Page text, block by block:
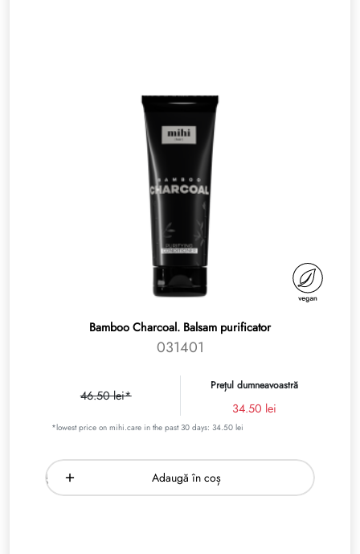
Bamboo Charcoal. Balsam purificator
031401
46.50 lei*
Prețul dumneavoastră
34.50 lei
*lowest price on mihi.care in the past 30 days: 34.50 lei
Adaugă în coș